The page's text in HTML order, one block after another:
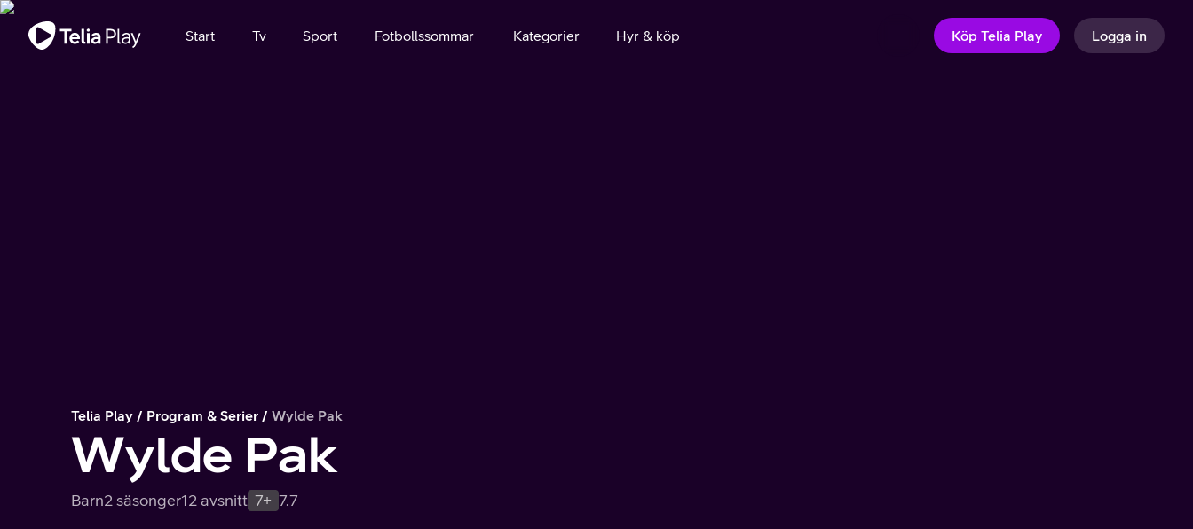
Viktigt meddelande
Start Tv Sport Fotbollssommar Kategorier Hyr & köp Köp Telia Play Logga in
Telia Play Program & Serier Wylde Pak
Wylde Pak
Barn2 säsonger12 avsnitt 7+ 7.7